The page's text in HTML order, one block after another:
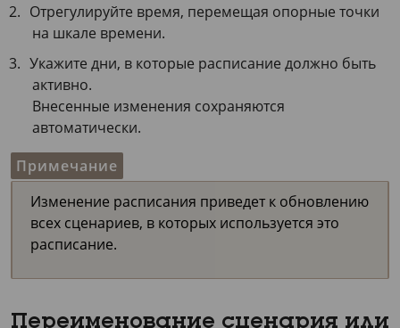
Отрегулируйте время, перемещая опорные точки
на шкале времени.
Укажите дни, в которые расписание должно быть
активно.
Внесенные изменения сохраняются
автоматически.
Примечание
Изменение расписания приведет к обновлению
всех сценариев, в которых используется это
расписание.
Переименование сценария или